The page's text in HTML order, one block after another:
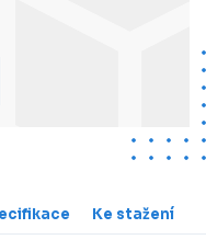
Ke stažení